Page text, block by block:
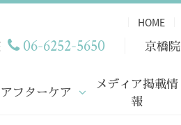
HOME
京橋院
06-6252-5650
アフターケア
メディア掲載情
報